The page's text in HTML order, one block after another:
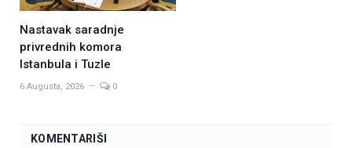
Nastavak saradnje
privrednih komora
Istanbula i Tuzle
6 Augusta, 2026 0
KOMENTARIŠI